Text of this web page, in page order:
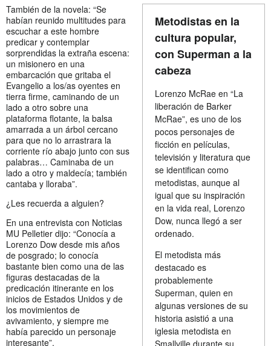
Metodistas en la
cultura popular,
con Superman a la
cabeza
Lorenzo McRae en “La
liberación de Barker
McRae”, es uno de los
pocos personajes de
ficción en películas,
televisión y literatura que
se identifican como
metodistas, aunque al
igual que su inspiración
en la vida real, Lorenzo
Dow, nunca llegó a ser
ordenado.
El metodista más
destacado es
probablemente
Superman, quien en
algunas versiones de su
historia asistió a una
iglesia metodista en
Smallville durante su
También de la novela: “Se
habían reunido multitudes para
escuchar a este hombre
predicar y contemplar
sorprendidas la extraña escena:
un misionero en una
embarcación que gritaba el
Evangelio a los/as oyentes en
tierra firme, caminando de un
lado a otro sobre una
plataforma flotante, la balsa
amarrada a un árbol cercano
para que no lo arrastrara la
corriente río abajo junto con sus
palabras… Caminaba de un
lado a otro y maldecía; también
cantaba y lloraba”.
¿Les recuerda a alguien?
En una entrevista con Noticias
MU Pelletier dijo: “Conocía a
Lorenzo Dow desde mis años
de posgrado; lo conocía
bastante bien como una de las
figuras destacadas de la
predicación itinerante en los
inicios de Estados Unidos y de
los movimientos de
avivamiento, y siempre me
había parecido un personaje
interesante”.